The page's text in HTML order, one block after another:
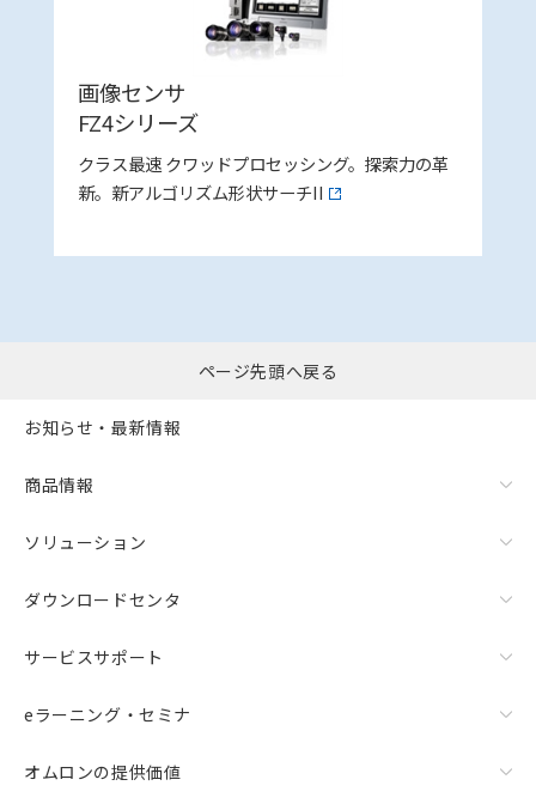
画像センサ
FZ4シリーズ
クラス最速 クワッドプロセッシング。探索力の革
新。新アルゴリズム形状サーチII
ページ先頭へ戻る
お知らせ・最新情報
商品情報
ソリューション
ダウンロードセンタ
サービスサポート
eラーニング・セミナ
オムロンの提供価値